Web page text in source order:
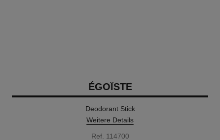
ÉGOÏSTE
Deodorant Stick
Weitere Details
Ref. 114700